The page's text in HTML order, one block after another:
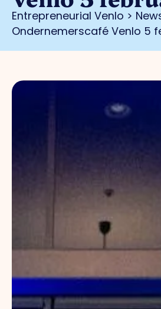
Entrepreneurial Venlo >
Ondernemerscafé Venlo 5